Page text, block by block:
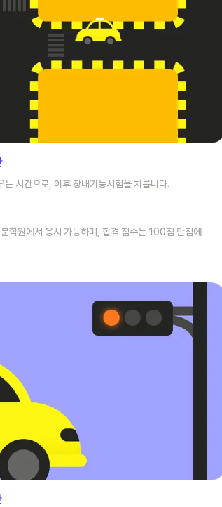
는 시간으로, 이후 장내기능시험을 치릅니다.
학원에서 응시 가능하며, 합격 점수는 100점 만점에